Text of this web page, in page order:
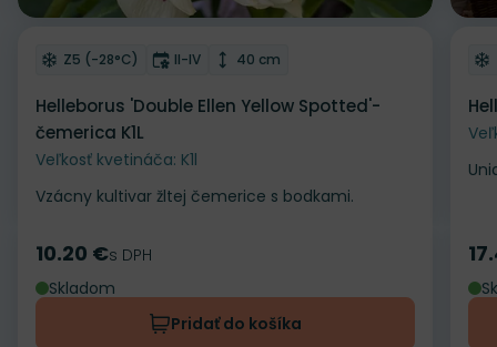
Odober do zoznamu želaní
Mrazuvzdornosť
Z5 (-28°C) Doba kvitnutia
II-IV Výška rastliny
40 cm
Helleborus 'Double Ellen Yellow Spotted'-
čemerica K1L
Veľkosť kvetináča: K1l
Vzácny kultivar žltej čemerice s bodkami.
Cena
10.20 €s DPH
Skladom
Pridať do košíka